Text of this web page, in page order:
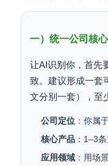
一）统一公司核
让AI识别你，首先
致。建议形成一套
文分别一套），至
公司定位 ：你属
核心产品 ：1–3
应用领域 ：用场